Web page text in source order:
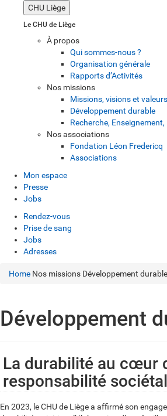
CHU Liège
Le CHU de Liège
À propos
Qui sommes-nous ?
Organisation générale
Rapports d’Activités
Nos missions
Missions, visions et valeurs
Développement durable
Recherche,
Nos associations
Fondation Léon Fredericq
Associations
Mon espace
Presse
Jobs
Rendez-vous
Prise de sang
Jobs
Adresses
Home Nos missions Développement durable
Développement
La durabilité au cœur
responsabilité
En 2023, le CHU de Liège a affirmé son